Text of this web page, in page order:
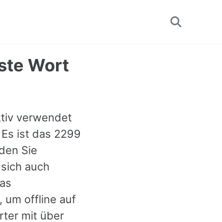
Toggle
Wort
verwendet
ist das 2299
Sie
auch
um offline auf
mit über